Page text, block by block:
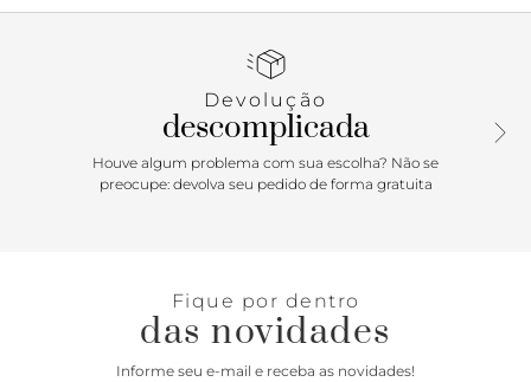
tressê e costuras aparentes. Traz alça lateral fina regulável,
charm em metal geométrico e vazado.
Devolução
descomplicada
Houve algum problema com sua escolha? Não se
preocupe: devolva seu pedido de forma gratuita
Fique por dentro
das novidades
Informe seu e-mail e receba as novidades!